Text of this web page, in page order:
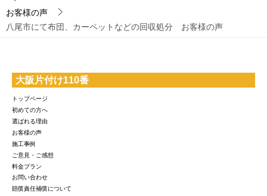
お客様の声
八尾市にて布団、カーペットなどの回収処分 お客様の声
大阪片付け110番
トップページ
初めての方へ
選ばれる理由
お客様の声
施工事例
ご意見・ご感想
料金プラン
お問い合わせ
賠償責任補償について